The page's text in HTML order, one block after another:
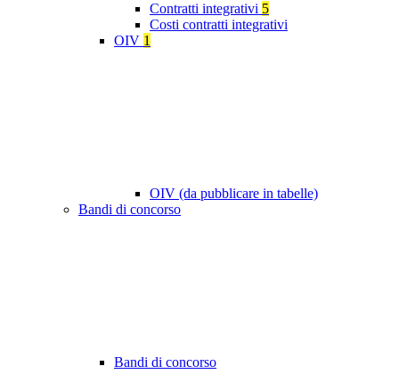
Contratti integrativi 5
Costi contratti integrativi
OIV 1
OIV (da pubblicare in tabelle)
Bandi di concorso
Bandi di concorso